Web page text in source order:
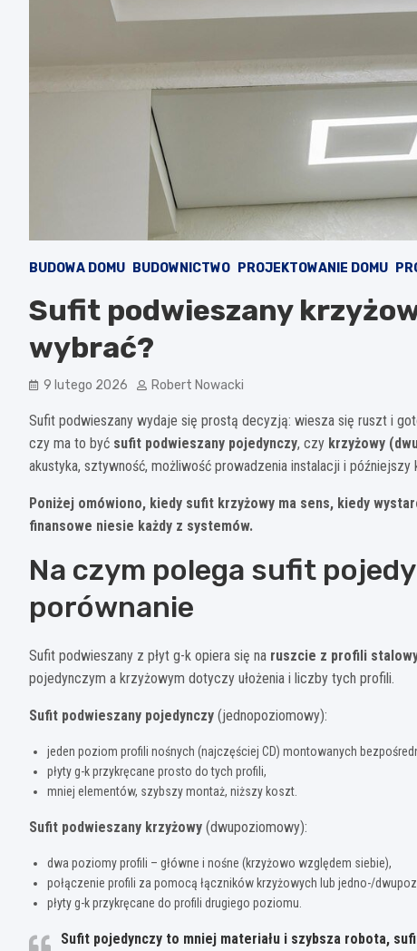
BUDOWA DOMU BUDOWNICTWO PROJEKTOWANIE DOMU
Sufit podwieszany
wybrać?
9 lutego 2026 Robert Nowacki
Sufit podwieszany wydaje się prostą decyzją: wiesza się ruszt i
czy ma to być sufit podwieszany pojedynczy, czy krzyżowy
akustyka, sztywność, możliwość prowadzenia instalacji i późniejszy
Poniżej omówiono, kiedy sufit krzyżowy ma sens, kiedy
finansowe niesie każdy z systemów.
Na czym polega sufit
porównanie
Sufit podwieszany z płyt g-k opiera się na ruszcie z profili
pojedynczym a krzyżowym dotyczy ułożenia i liczby tych profili.
Sufit podwieszany pojedynczy (jednopoziomowy):
jeden poziom profili nośnych (najczęściej CD) montowanych
płyty g-k przykręcane prosto do tych profili,
mniej elementów, szybszy montaż, niższy koszt.
Sufit podwieszany krzyżowy (dwupoziomowy):
dwa poziomy profili – główne i nośne (krzyżowo względem siebie),
połączenie profili za pomocą łączników krzyżowych lub jedno-/
płyty g-k przykręcane do profili drugiego poziomu.
Sufit pojedynczy to mniej materiału i szybsza robota,